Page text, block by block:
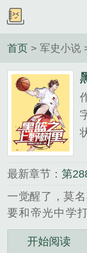
首页 > 军史小说
最新章节： 第
一觉醒了，莫
要和帝光中学
学，这不是有
打？...开始阅读